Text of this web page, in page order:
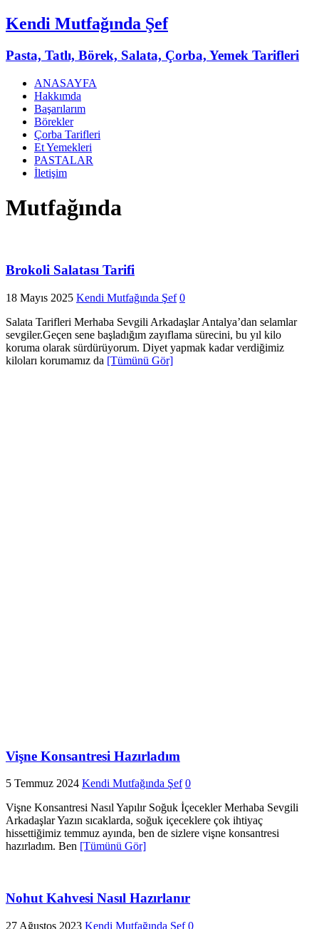
Kendi Mutfağında Şef
Pasta, Tatlı, Börek, Salata, Çorba, Yemek Tarifleri
ANASAYFA
Hakkımda
Başarılarım
Börekler
Çorba Tarifleri
Et Yemekleri
PASTALAR
İletişim
Mutfağında
Brokoli Salatası Tarifi
18 Mayıs 2025 Kendi Mutfağında Şef 0
Salata Tarifleri Merhaba Sevgili Arkadaşlar Antalya’dan selamlar
sevgiler.Geçen sene başladığım zayıflama sürecini, bu yıl kilo
koruma olarak sürdürüyorum. Diyet yapmak kadar verdiğimiz
kiloları korumamız da [Tümünü Gör]
Vişne Konsantresi Hazırladım
5 Temmuz 2024 Kendi Mutfağında Şef 0
Vişne Konsantresi Nasıl Yapılır Soğuk İçecekler Merhaba Sevgili
Arkadaşlar Yazın sıcaklarda, soğuk içeceklere çok ihtiyaç
hissettiğimiz temmuz ayında, ben de sizlere vişne konsantresi
hazırladım. Ben [Tümünü Gör]
Nohut Kahvesi Nasıl Hazırlanır
27 Ağustos 2023 Kendi Mutfağında Şef 0